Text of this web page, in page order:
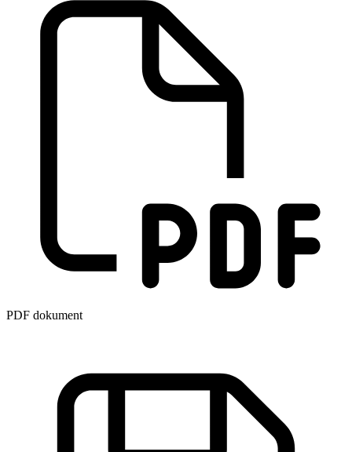
PDF dokument